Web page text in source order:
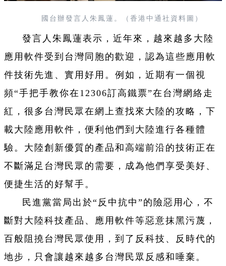
國台辦發言人朱鳳蓮。（香港中通社資料圖）
發言人朱鳳蓮表示，近年來，越來越多大陸
應用軟件受到台灣同胞的歡迎，認為這些應用軟
件技術先進、實用好用。例如，近期有一個視
頻“手把手教你在12306訂高鐵票”在台灣網絡走
紅，很多台灣民眾在網上查找來大陸的攻略，下
載大陸應用軟件，便利他們到大陸進行各種體
驗。大陸創新優質的產品和高端前沿的技術正在
不斷滿足台灣民眾的需要，成為他們享受美好、
便捷生活的好幫手。
民進黨當局出於“反中抗中”的險惡用心，不
斷對大陸科技產品、應用軟件等惡意抹黑污蔑，
百般阻撓台灣民眾使用，到了反科技、反時代的
地步，只會讓越來越多台灣民眾反感和唾棄。